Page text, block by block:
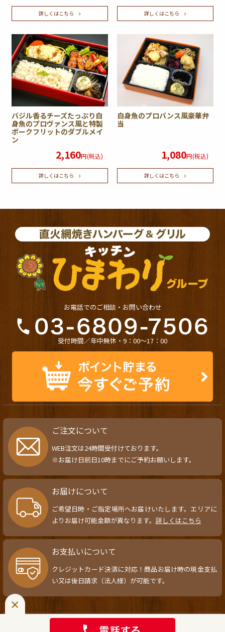
詳しくはこちら 詳しくはこちら
バジル香るチーズたっぷり白
身魚のプロヴァンス風と特製
ポークフリットのダブルメイ
ン
2,160円(税込)
詳しくはこちら
白身魚のプロバンス風豪華弁
当
1,080円(税込)
詳しくはこちら
お電話でのご相談・お問い合わせ
受付時間／年中無休・9：00〜17：00
ご注文について
WEB注文は24時間受付けております。
※お届け日前日10時までにご予約お願いします。
お届けについて
ご希望日時・ご指定場所へお届けいたします。エリアに
よりお届け可能金額が異なります。 詳しくはこちら
お支払いについて
クレジットカード決済に対応！商品お届け時の現金支払
い又は後日請求（法人様）が可能です。